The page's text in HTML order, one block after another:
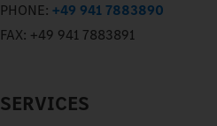
PHONE: +49 941 7883890
FAX: +49 941 7883891
SERVICES